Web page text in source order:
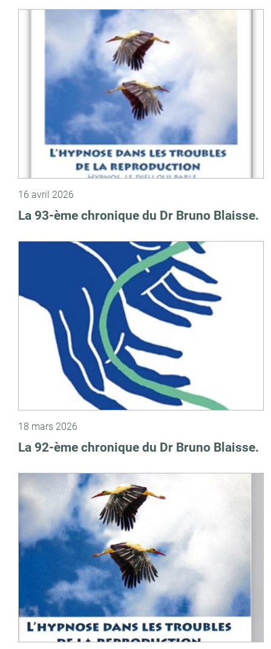
16 avril 2026
La 93-ème chronique du Dr Bruno Blaisse.
18 mars 2026
La 92-ème chronique du Dr Bruno Blaisse.